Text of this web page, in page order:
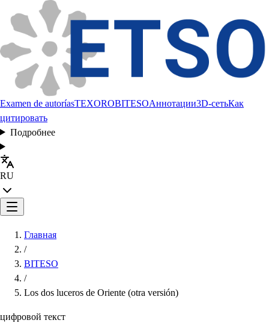
Examen de autoríasTEXOROBITESOАннотации3D-сетьКак
цитировать
Подробнее
RU
Главная
/
BITESO
/
Los dos luceros de Oriente (otra versión)
цифровой текст